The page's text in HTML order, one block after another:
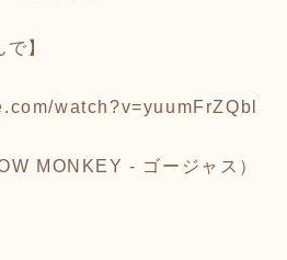
】
watch?v=yuumFrZQbl
MONKEY - ゴージャス）